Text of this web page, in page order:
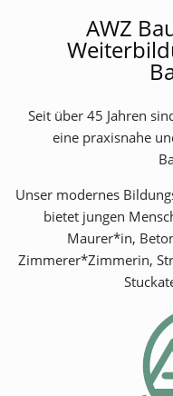
AWZ
Seit über 45 Jahren
eine praxisnahe
Unser modernes
bietet jungen
Maurer*in,
Zimmerer*Zimmerin,